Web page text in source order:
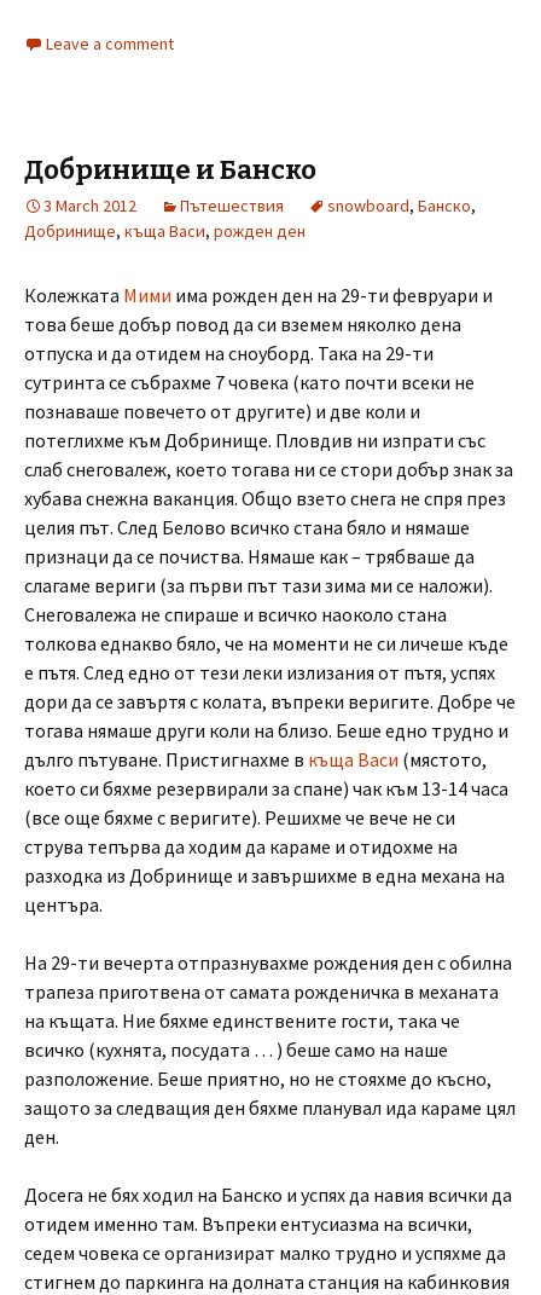
Leave a comment
Добринище и Банско
3 March 2012 Пътешествия snowboard, Банско,
Добринище, къща Васи, рожден ден
Колежката Мими има рожден ден на 29-ти февруари и
това беше добър повод да си вземем няколко дена
отпуска и да отидем на сноуборд. Така на 29-ти
сутринта се събрахме 7 човека (като почти всеки не
познаваше повечето от другите) и две коли и
потеглихме към Добринище. Пловдив ни изпрати със
слаб снеговалеж, което тогава ни се стори добър знак за
хубава снежна ваканция. Общо взето снега не спря през
целия път. След Белово всичко стана бяло и нямаше
признаци да се почиства. Нямаше как – трябваше да
слагаме вериги (за първи път тази зима ми се наложи).
Снеговалежа не спираше и всичко наоколо стана
толкова еднакво бяло, че на моменти не си личеше къде
е пътя. След едно от тези леки излизания от пътя, успях
дори да се завъртя с колата, въпреки веригите. Добре че
тогава нямаше други коли на близо. Беше едно трудно и
дълго пътуване. Пристигнахме в къща Васи (мястото,
което си бяхме резервирали за спане) чак към 13-14 часа
(все още бяхме с веригите). Решихме че вече не си
струва тепърва да ходим да караме и отидохме на
разходка из Добринище и завършихме в една механа на
центъра.
На 29-ти вечерта отпразнувахме рождения ден с обилна
трапеза приготвена от самата рожденичка в механата
на къщата. Ние бяхме единствените гости, така че
всичко (кухнята, посудата … ) беше само на наше
разположение. Беше приятно, но не стояхме до късно,
защото за следващия ден бяхме планувал ида караме цял
ден.
Досега не бях ходил на Банско и успях да навия всички да
отидем именно там. Въпреки ентусиазма на всички,
седем човека се организират малко трудно и успяхме да
стигнем до паркинга на долната станция на кабинковия